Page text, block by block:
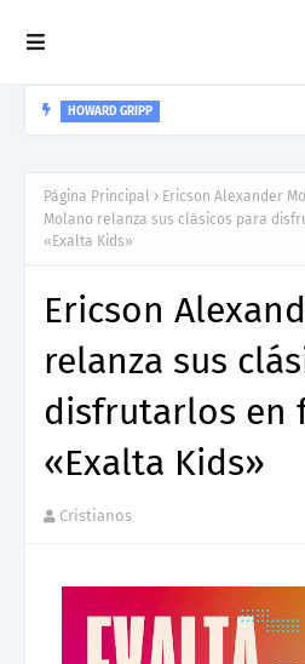
HOWARD GRIPP
Página Principal Ericson Alexander
Molano relanza sus clásicos para
«Exalta Kids»
Ericson
relanza sus
disfrutarlos en
«Exalta Kids»
Cristianos